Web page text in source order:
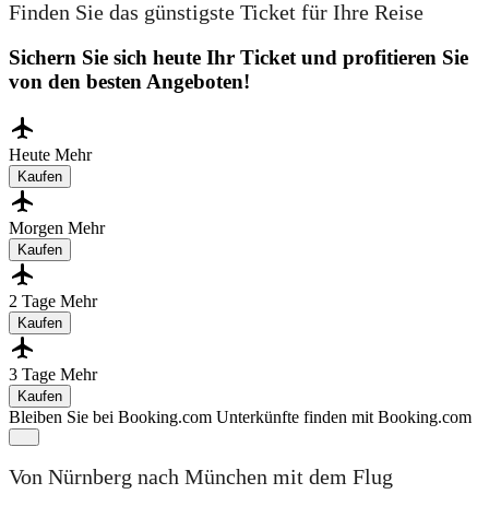
Finden Sie das günstigste Ticket für Ihre Reise
Sichern Sie sich heute Ihr Ticket und profitieren Sie
von den besten Angeboten!
Heute Mehr
Kaufen
Morgen Mehr
Kaufen
2 Tage Mehr
Kaufen
3 Tage Mehr
Kaufen
Bleiben Sie bei Booking.com Unterkünfte finden mit Booking.com
Von Nürnberg nach München mit dem Flug